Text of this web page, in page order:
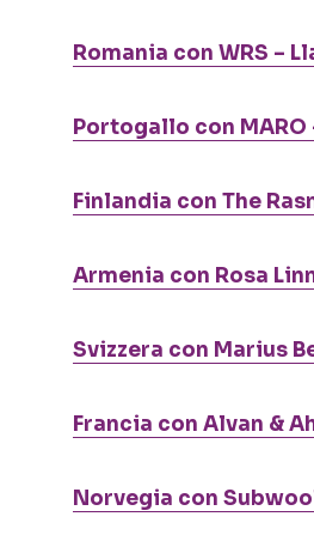
Romania con WRS –
Portogallo con MARO
Finlandia con The
Armenia con Rosa
Svizzera con Marius
Francia con Alvan &
Norvegia con